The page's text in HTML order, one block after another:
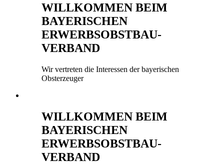
WILLKOMMEN BEIM
BAYERISCHEN
ERWERBSOBSTBAU-
VERBAND
Wir vertreten die Interessen der bayerischen
Obsterzeuger
WILLKOMMEN BEIM
BAYERISCHEN
ERWERBSOBSTBAU-
VERBAND